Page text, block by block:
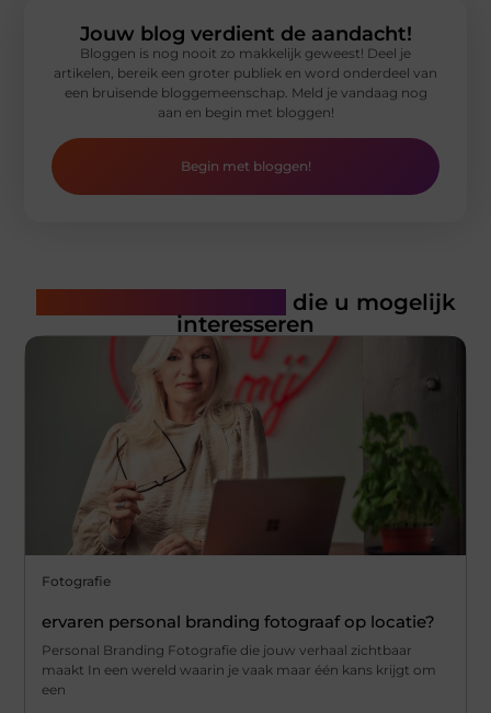
Jouw blog verdient de aandacht!
Bloggen is nog nooit zo makkelijk geweest! Deel je
artikelen, bereik een groter publiek en word onderdeel van
een bruisende bloggemeenschap. Meld je vandaag nog
aan en begin met bloggen!
Begin met bloggen!
die u mogelijk
interesseren
Fotografie
ervaren personal branding fotograaf op locatie?
Personal Branding Fotografie die jouw verhaal zichtbaar
maakt In een wereld waarin je vaak maar één kans krijgt om
een